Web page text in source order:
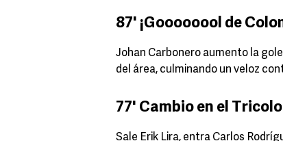
87' ¡Goooooool de
Johan Carbonero aumento la
del área, culminando un veloz
77' Cambio en el
Sale Erik Lira, entra Carlos